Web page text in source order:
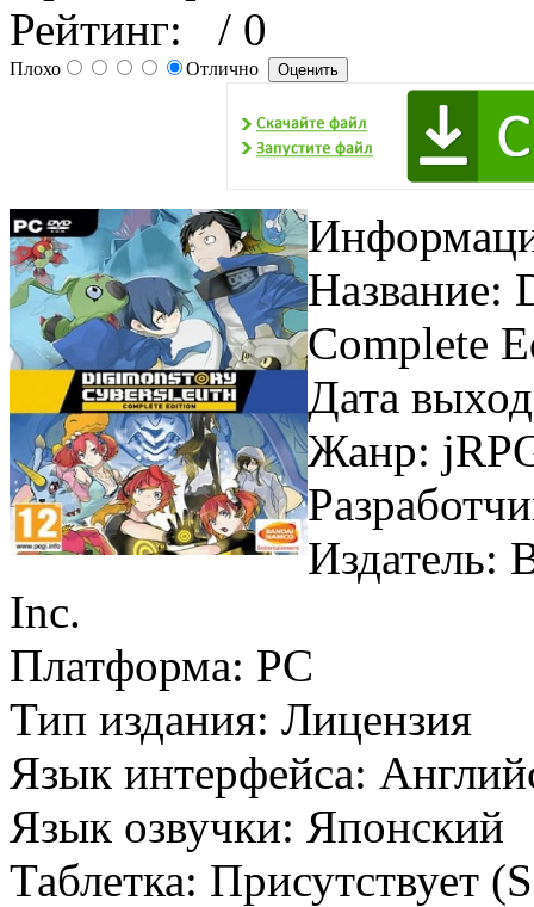
Рейтинг:
/ 0
Плохо Отлично
Название:
Complete
Дата
Жанр:
Издатель:
Inc.
Платформа: PC
Тип издания: Лицензия
Язык интерфейса:
Язык озвучки: Японский
Таблетка: Присутствует